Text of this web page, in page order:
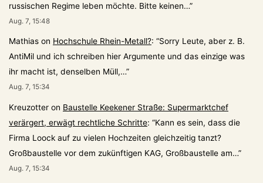
russischen Regime leben möchte. Bitte keinen…”
Aug. 7, 15:48
Mathias on Hochschule Rhein-Metall?: “Sorry Leute, aber z. B.
AntiMil und ich schreiben hier Argumente und das einzige was
ihr macht ist, denselben Müll,…”
Aug. 7, 15:34
Kreuzotter on Baustelle Keekener Straße: Supermarktchef
verärgert, erwägt rechtliche Schritte: “Kann es sein, dass die
Firma Loock auf zu vielen Hochzeiten gleichzeitig tanzt?
Großbaustelle vor dem zukünftigen KAG, Großbaustelle am…”
Aug. 7, 15:34